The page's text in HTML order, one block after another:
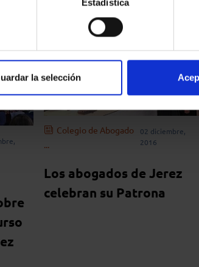
Estadística
la selección
Colegio de Abogado
...
02 diciembre,
2016
Los abogados de Jerez
celebran su Patrona